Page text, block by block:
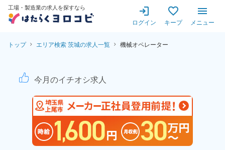
工場・製造業の求人を探すなら
ログイン キープ メニュー
トップ エリア検索 茨城の求人一覧 機械オペレーター
機械オペレーター！【月収
今月のイチオシ求人